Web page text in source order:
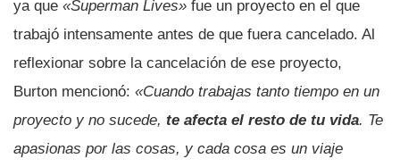
ya que «Superman Lives» fue un proyecto en el que
trabajó intensamente antes de que fuera cancelado. Al
reflexionar sobre la cancelación de ese proyecto,
Burton mencionó: «Cuando trabajas tanto tiempo en un
proyecto y no sucede, te afecta el resto de tu vida. Te
apasionas por las cosas, y cada cosa es un viaje